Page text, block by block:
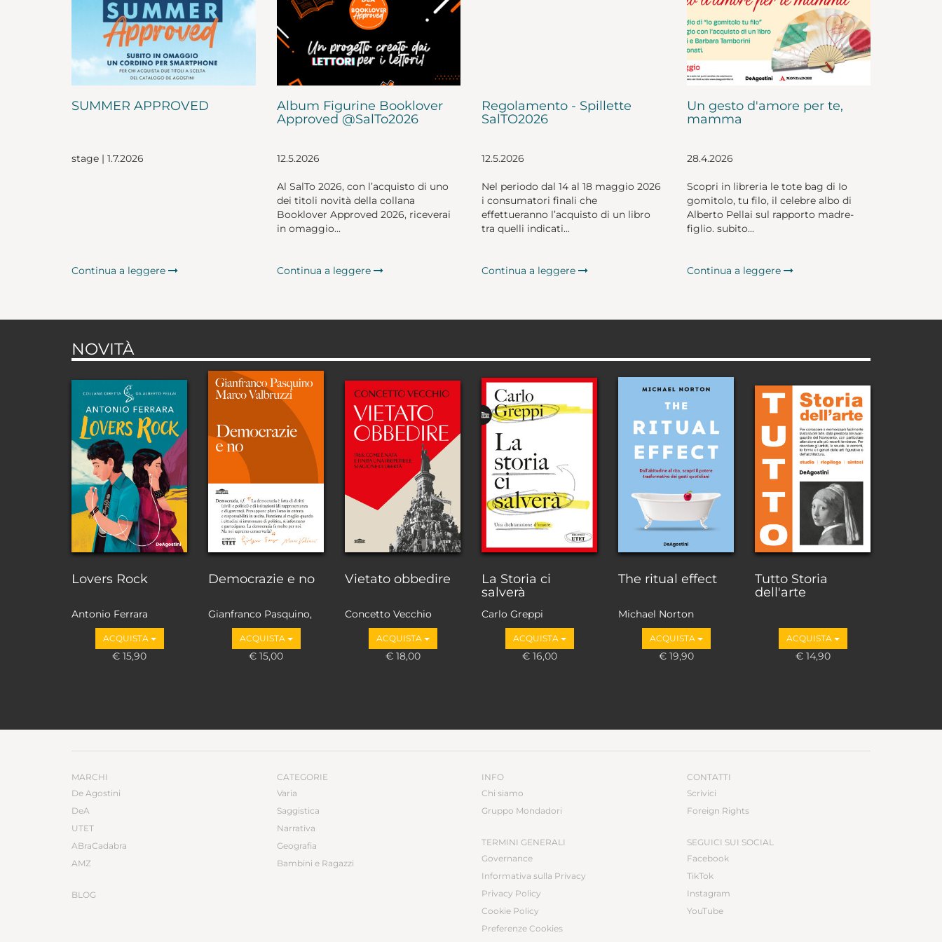
SUMMER APPROVED
stage | 1.7.2026
Continua a leggere
Album Figurine Booklover
Approved @SalTo2026
12.5.2026
Al SalTo 2026, con l’acquisto di uno
dei titoli novità della collana
Booklover Approved 2026, riceverai
in omaggio...
Continua a leggere
Regolamento - Spillette
SalTO2026
12.5.2026
Nel periodo dal 14 al 18 maggio 2026
i consumatori finali che
effettueranno l’acquisto di un libro
tra quelli indicati...
Continua a leggere
Un gesto d'amore per te,
mamma
28.4.2026
Scopri in libreria le tote bag di Io
gomitolo, tu filo, il celebre albo di
Alberto Pellai sul rapporto madre-
figlio. subito...
Continua a leggere
NOVITÀ
Lovers Rock
Antonio Ferrara
ACQUISTA
€ 15,90
Democrazie e no
Gianfranco Pasquino,
Marco Valbruzzi
ACQUISTA
€ 15,00
Vietato obbedire
Concetto Vecchio
ACQUISTA
€ 18,00
La Storia ci
salverà
Carlo Greppi
ACQUISTA
€ 16,00
The ritual effect
Michael Norton
ACQUISTA
€ 19,90
Tutto Storia
dell'arte
ACQUISTA
€ 14,90
MARCHI
De Agostini
DeA
UTET
ABraCadabra
AMZ
BLOG
CATEGORIE
Varia
Saggistica
Narrativa
Geografia
Bambini e Ragazzi
INFO
Chi siamo
Gruppo Mondadori
TERMINI GENERALI
Governance
Informativa sulla Privacy
Privacy Policy
Cookie Policy
Preferenze Cookies
CONTATTI
Scrivici
Foreign Rights
SEGUICI SUI SOCIAL
Facebook
TikTok
Instagram
YouTube